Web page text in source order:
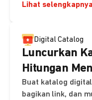
Lihat selengkapnya
Digital Catalog
Luncurkan
Hitungan
Buat katalog
bagikan link, dan